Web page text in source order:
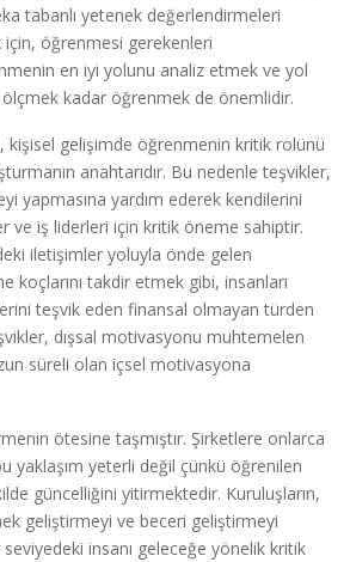
tabanlı yetenek değerlendirmeleri
öğrenmesi gerekenleri
en iyi yolunu analiz etmek ve yol
kadar öğrenmek de önemlidir.
kişisel gelişimde öğrenmenin kritik rolünü
anahtarıdır. Bu nedenle teşvikler,
yapmasına yardım ederek kendilerini
ve iş liderleri için kritik öneme sahiptir.
iletişimler yoluyla önde gelen
koçlarını takdir etmek gibi, insanları
teşvik eden finansal olmayan türden
dışsal motivasyonu muhtemelen
süreli olan içsel motivasyona
ötesine taşmıştır. Şirketlere onlarca
yaklaşım yeterli değil çünkü öğrenilen
güncelliğini yitirmektedir. Kuruluşların,
geliştirmeyi ve beceri geliştirmeyi
insanı geleceğe yönelik kritik